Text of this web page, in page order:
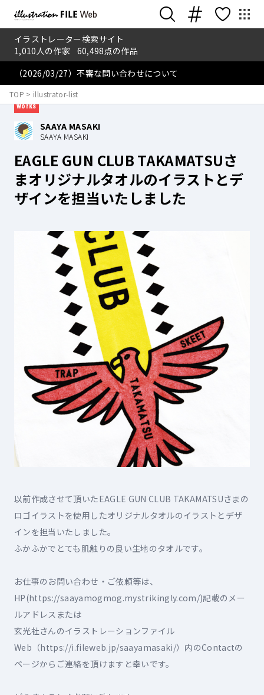
イラストレーター検索サイト
1,010人の作家 60,498点の作品
（2026/03/27）不審な問い合わせについて
TOP > illustrator-list
2025.6.30
works
SAAYA MASAKI
SAAYA MASAKI
EAGLE GUN CLUB TAKAMATSUさ
まオリジナルタオルのイラストとデ
ザインを担当いたしました
以前作成させて頂いたEAGLE GUN CLUB TAKAMATSUさまの
ロゴイラストを使用したオリジナルタオルのイラストとデザ
インを担当いたしました。
ふかふかでとても肌触りの良い生地のタオルです。
お仕事のお問い合わせ・ご依頼等は、
HP(https://saayamogmog.mystrikingly.com/)記載のメー
ルアドレスまたは
玄光社さんのイラストレーションファイル
Web（https://i.fileweb.jp/saayamasaki/）内のContactの
ページからご連絡を頂けますと幸いです。